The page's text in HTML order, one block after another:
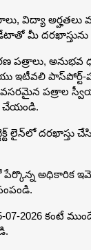
విద్యా
మీ దరఖాస్తును
పత్రాలు, అనుభవ
ఇటీవలి
పత్రాల
చేయండి.
లైన్‌లో దరఖాస్తు
అధికారిక
07-2026 కంటే